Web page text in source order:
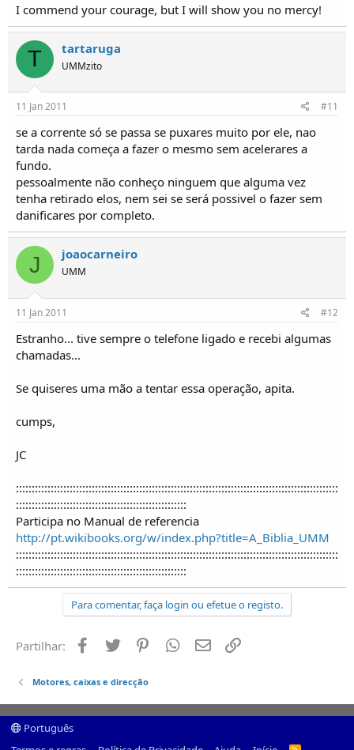
I commend your courage, but I will show you no mercy!
T tartaruga
UMMzito
11 Jan 2011 #11
se a corrente só se passa se puxares muito por ele, nao
tarda nada começa a fazer o mesmo sem acelerares a
fundo.
pessoalmente não conheço ninguem que alguma vez
tenha retirado elos, nem sei se será possivel o fazer sem
danificares por completo.
J joaocarneiro
UMM
11 Jan 2011 #12
Estranho... tive sempre o telefone ligado e recebi algumas
chamadas...
Se quiseres uma mão a tentar essa operação, apita.
cumps,
JC
::::::::::::::::::::::::::::::::::::::::::::::::::::::::::::::::::::::::::::::::::::::::::::::::::::::
::::::::::::::::::::::::::::::::::::::::::::::::::::::
Participa no Manual de referencia
http://pt.wikibooks.org/w/index.php?title=A_Biblia_UMM
::::::::::::::::::::::::::::::::::::::::::::::::::::::::::::::::::::::::::::::::::::::::::::::::::::::
::::::::::::::::::::::::::::::::::::::::::::::::::::::
Para comentar, faça login ou efetue o registo.
Partilhar: Facebook
Twitter PinterestWhatsapp
Email
Motores, caixas e direcção
Português